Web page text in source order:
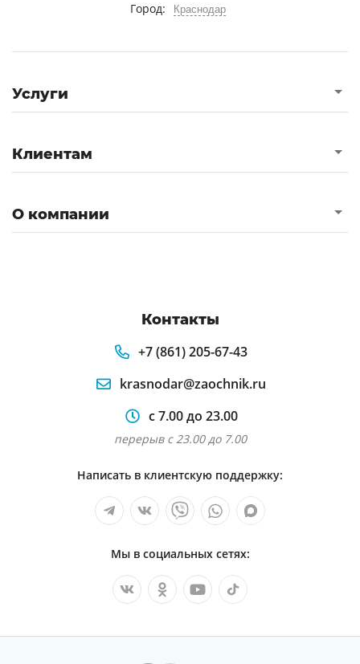
Город: Краснодар
Услуги
Клиентам
О компании
Контакты
+7 (861) 205-67-43
krasnodar@zaochnik.ru
с 7.00 до 23.00
перерыв с 23.00 до 7.00
Написать в клиентскую поддержку:
Мы в социальных сетях: